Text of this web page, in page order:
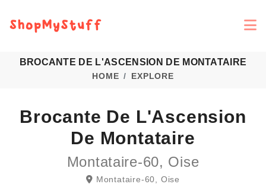
BROCANTE DE L'ASCENSION DE MONTATAIRE
HOME EXPLORE
Brocante De L'Ascension
De Montataire
Montataire-60, Oise
Montataire-60, Oise